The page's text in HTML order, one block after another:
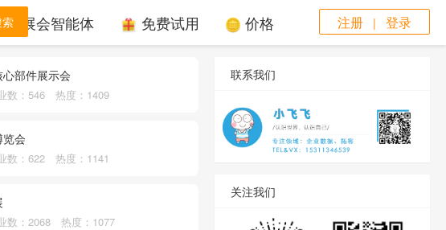
展会智能体 免费试用 价格 注册 | 登录
部件展示会
数：546 热度：1409
会
数：622 热度：1141
数：2068 热度：1077
联系我们
关注我们